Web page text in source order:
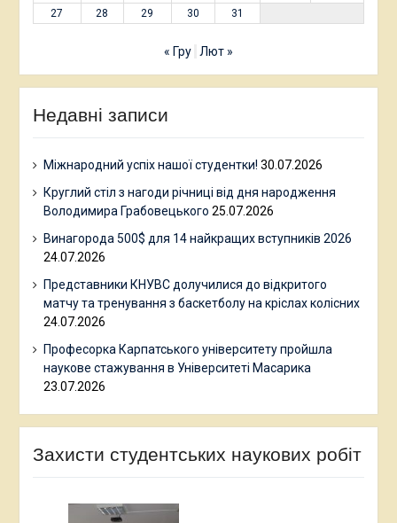
27
28 29 30 31
« Гру Лют »
Недавні записи
Міжнародний успіх нашої студентки! 30.07.2026
Круглий стіл з нагоди річниці від дня народження
Володимира Грабовецького 25.07.2026
Винагорода 500$ для 14 найкращих вступників 2026
24.07.2026
Представники КНУВС долучилися до відкритого
матчу та тренування з баскетболу на кріслах колісних
24.07.2026
Професорка Карпатського університету пройшла
наукове стажування в Університеті Масарика
23.07.2026
Захисти студентських наукових робіт